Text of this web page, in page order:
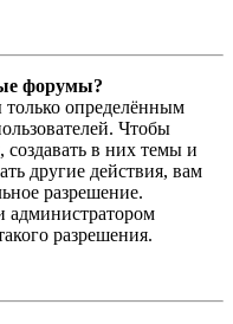
форумы?
определённым
Чтобы
в них темы и
другие действия, вам
разрешение.
администратором
разрешения.